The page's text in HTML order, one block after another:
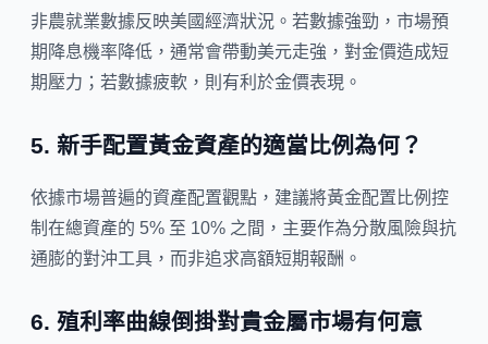
非農就業數據反映美國經濟狀況。若數據強勁，市場預
期降息機率降低，通常會帶動美元走強，對金價造成短
期壓力；若數據疲軟，則有利於金價表現。
5. 新手配置黃金資產的適當比例為何？
依據市場普遍的資產配置觀點，建議將黃金配置比例控
制在總資產的 5% 至 10% 之間，主要作為分散風險與抗
通膨的對沖工具，而非追求高額短期報酬。
6. 殖利率曲線倒掛對貴金屬市場有何意